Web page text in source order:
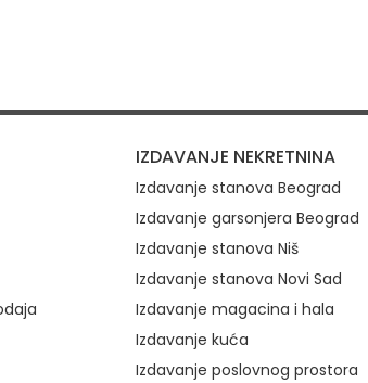
IZDAVANJE NEKRETNINA
Izdavanje stanova Beograd
Izdavanje garsonjera Beograd
Izdavanje stanova Niš
Izdavanje stanova Novi Sad
Izdavanje magacina i hala
Izdavanje kuća
Izdavanje poslovnog prostora